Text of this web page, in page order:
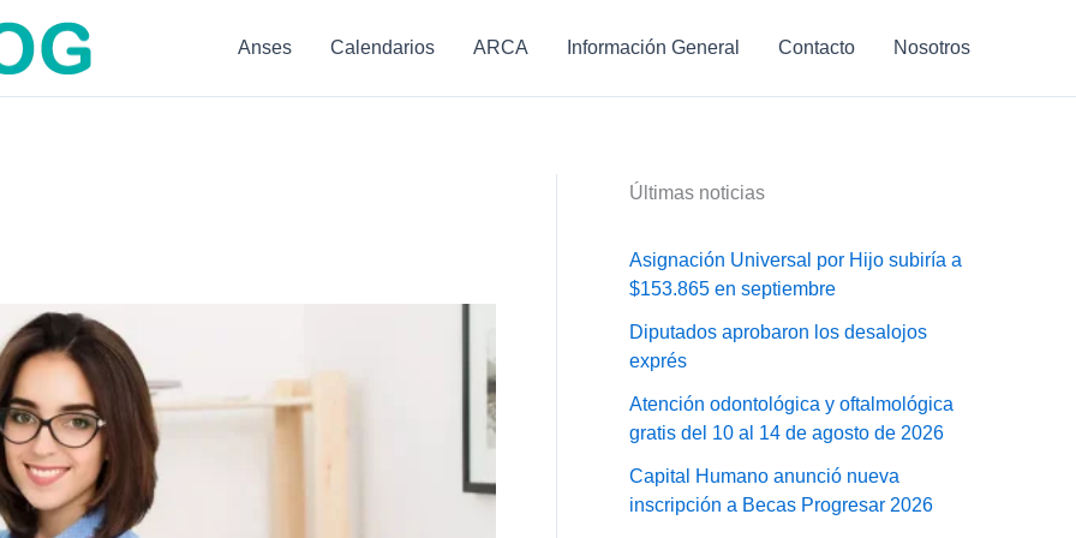
Anses Calendarios ARCA Información General Contacto Nosotros
Últimas noticias
Asignación Universal por Hijo subiría a
$153.865 en septiembre
Diputados aprobaron los desalojos
exprés
Atención odontológica y oftalmológica
gratis del 10 al 14 de agosto de 2026
Capital Humano anunció nueva
inscripción a Becas Progresar 2026